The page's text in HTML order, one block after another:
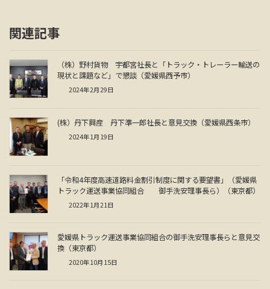
関連記事
（株）野村貨物 宇都宮社長と「トラック・トレーラー輸送の
現状と課題など」で懇談（愛媛県西予市）
2024年2月29日
(株）丹下興産 丹下準一郎社長と意見交換（愛媛県西条市）
2024年1月19日
「令和4年度高速道路料金割引制度に関する要望書」（愛媛県
トラック運送事業協同組合 御手洗安理事長ら）（東京都）
2022年1月21日
愛媛県トラック運送事業協同組合の御手洗安理事長らと意見交
換（東京都）
2020年10月15日